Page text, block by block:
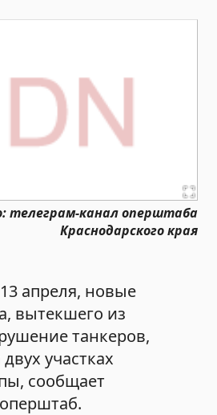
телеграм-канал оперштаба
Краснодарского края
апреля, новые
вытекшего из
танкеров,
участках
сообщает